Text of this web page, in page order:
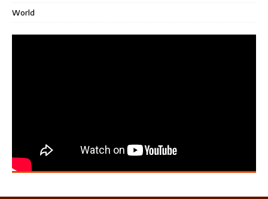
World